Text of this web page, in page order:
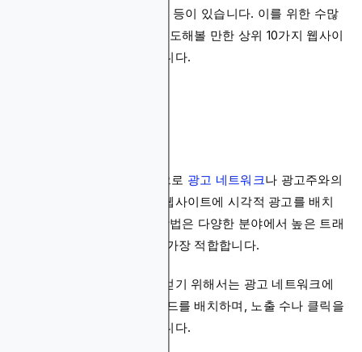
시작, 또는 온라인 강좌 판매 등이 있습니다. 이를 위한 수많
은 방법이 있으며, 저희는 시도해볼 만한 상위 10가지 웹사이
트 수익화 방법을 정리했습니다.
디스플레이 광고는 일반적으로 광고 네트워크나 광고주와의
직접적인 파트너십을 통해 웹사이트에 시각적 광고를 배치
하는 것을 의미합니다. 이 방법은 다양한 분야에서 높은 트래
픽 볼륨을 가진 웹사이트에 가장 적합합니다.
디스플레이 광고로 수익을 얻기 위해서는 광고 네트워크에
가입하고, 사이트에 광고 코드를 배치하며, 노출 수나 클릭을
기반으로 수익을 얻어야 합니다.